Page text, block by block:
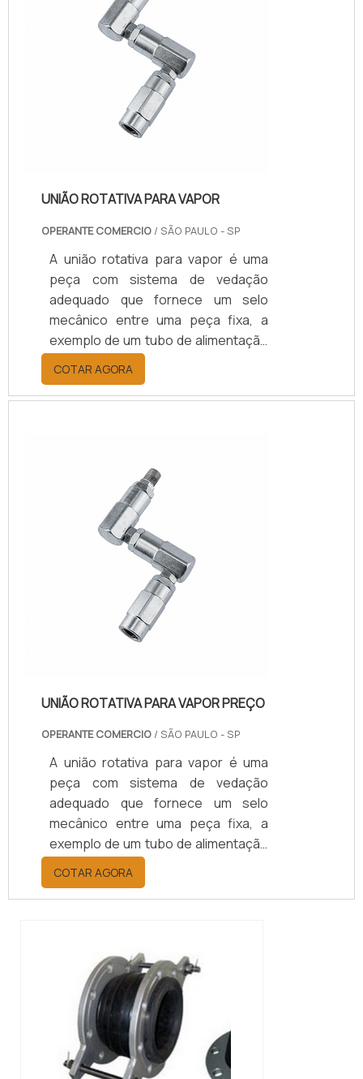
giratório da união ...
UNIÃO ROTATIVA PARA VAPOR
OPERANTE COMERCIO / SÃO PAULO - SP
A união rotativa para vapor é uma
peça com sistema de vedação
adequado que fornece um selo
mecânico entre uma peça fixa, a
exemplo de um tubo de alimentação
estacionário, e uma outra rotativa,
como um tambor ou cilindro
giratório, permitindo a transferência
SOBRE OS MODELOS DO PRODUTOA
união rotativa pode ser instalada no
final de um eixo ...
COTAR AGORA
UNIÃO ROTATIVA PARA VAPOR PREÇO
OPERANTE COMERCIO / SÃO PAULO - SP
A união rotativa para vapor é uma
peça com sistema de vedação
adequado que fornece um selo
mecânico entre uma peça fixa, a
exemplo de um tubo de alimentação
estacionário, e uma outra rotativa,
como um tambor ou cilindro
giratório, permitindo a transferência
rotação dos dispositivos.MAIS
INFORMAÇÕES SOBRE O PRODUTOA
união rotativa para vapor preço
justo pode ser instala...
COTAR AGORA